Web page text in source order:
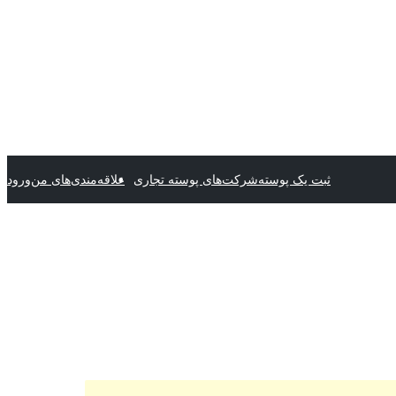
ثبت یک پوستهشرکت‌های پوسته تجاری علاقه‌مندی‌های منورود